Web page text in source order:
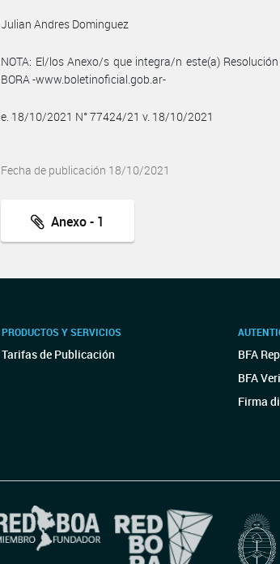
Julian Andres Dominguez
NOTA: El/los Anexo/s que integra/n este(a)
BORA -www.boletinoficial.gob.ar-
e. 18/10/2021 N° 77424/21 v. 18/10/2021
Fecha de publicación 18/10/2021
Anexo - 1
PRODUCTOS Y SERVICIOS
Tarifas de Publicación
BFA
BFA
Firma